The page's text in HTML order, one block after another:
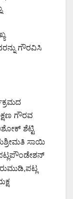
ಗೌರವಿಸಿ
ಗೌರವ
ಶೆಟ್ಟಿ
ಸಾಯಿ